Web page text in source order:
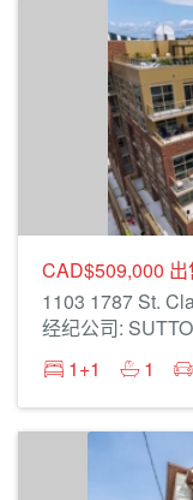
CAD$509,000 出
1103 1787 St.
1+1
1